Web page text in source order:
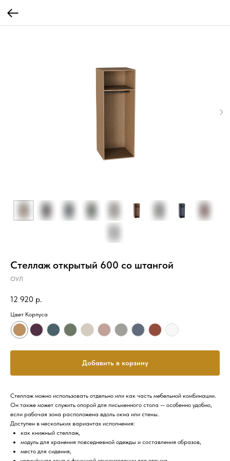
Стеллаж открытый 600 со штангой
ОУЛ
12 920 р.
Цвет Корпуса
Добавить в корзину
Стеллаж можно использовать отдельно или как часть мебельной комбинации.
Он также может служить опорой для письменного стола — особенно удобно,
если рабочая зона расположена вдоль окна или стены.
Доступен в нескольких вариантах исполнения:
как книжный стеллаж,
модуль для хранения повседневной одежды и составления образов,
место для сидения,